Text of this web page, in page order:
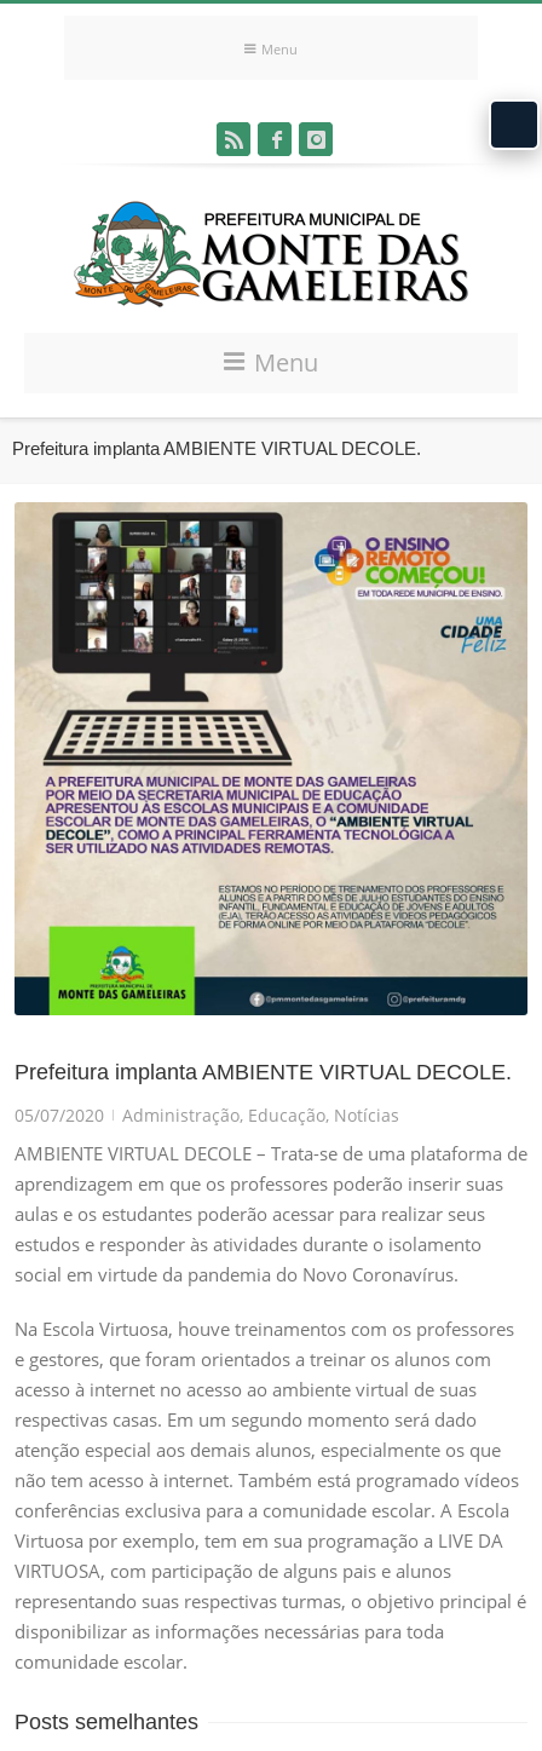
Menu
Menu
Prefeitura implanta AMBIENTE VIRTUAL DECOLE.
Prefeitura implanta AMBIENTE VIRTUAL DECOLE.
05/07/2020 | Administração, Educação, Notícias
AMBIENTE VIRTUAL DECOLE – Trata-se de uma plataforma de
aprendizagem em que os professores poderão inserir suas
aulas e os estudantes poderão acessar para realizar seus
estudos e responder às atividades durante o isolamento
social em virtude da pandemia do Novo Coronavírus.
Na Escola Virtuosa, houve treinamentos com os professores
e gestores, que foram orientados a treinar os alunos com
acesso à internet no acesso ao ambiente virtual de suas
respectivas casas. Em um segundo momento será dado
atenção especial aos demais alunos, especialmente os que
não tem acesso à internet. Também está programado vídeos
conferências exclusiva para a comunidade escolar. A Escola
Virtuosa por exemplo, tem em sua programação a LIVE DA
VIRTUOSA, com participação de alguns pais e alunos
representando suas respectivas turmas, o objetivo principal é
disponibilizar as informações necessárias para toda
comunidade escolar.
Posts semelhantes